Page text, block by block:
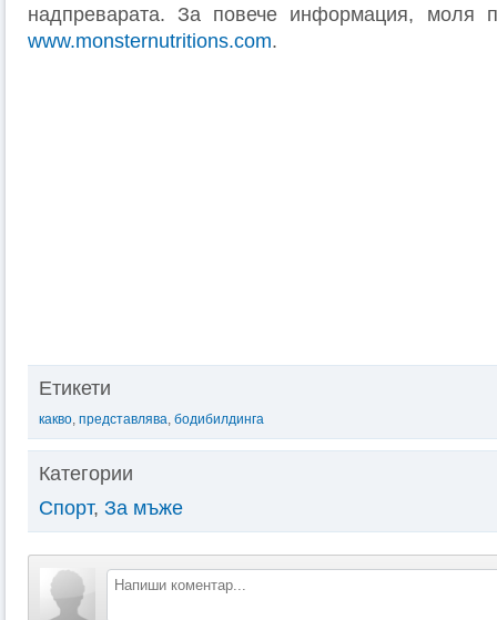
надпреварата. За повече информация, моля
www.monsternutritions.com.
Етикети
какво, представлява, бодибилдинга
Категории
Спорт, За мъже